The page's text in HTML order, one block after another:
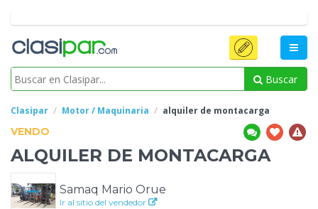
Buscar
Clasipar Motor / Maquinaria alquiler de montacarga
VENDO
ALQUILER DE MONTACARGA
Samaq Mario Orue
Ir al sitio del vendedor